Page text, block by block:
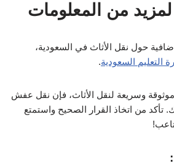
من المعلومات
حول نقل الأثاث في السعودية،
التعليم السعودية.
وسريعة لنقل الأثاث، فإن نقل عفش
لك. تأكد من اتخاذ القرار الصحيح واستمتع